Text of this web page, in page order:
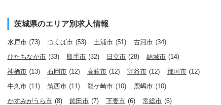
茨城県のエリア別求人情報
水戸市 (73) つくば市 (53) 土浦市 (51) 古河市 (34)
ひたちなか市 (33) 取手市 (32) 日立市 (28) 結城市 (14)
神栖市 (13) 石岡市 (12) 高萩市 (12) 守谷市 (12) 那珂市 (12)
牛久市 (11) 筑西市 (11) 龍ケ崎市 (10) 鹿嶋市 (10)
かすみがうら市 (8) 鉾田市 (7) 下妻市 (6) 常総市 (6)